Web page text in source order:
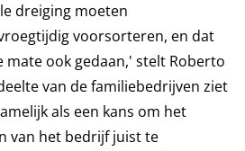
dreiging moeten
voorsorteren, en dat
ook gedaan,' stelt Roberto
van de familiebedrijven ziet
als een kans om het
van het bedrijf juist te